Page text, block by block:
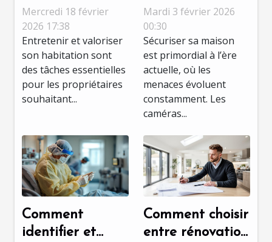
multiservices
pour maintenir
la valeur de
votre maison
Mercredi 18 février
2026 17:38
Entretenir et valoriser
son habitation sont
des tâches essentielles
pour les propriétaires
souhaitant...
discrètes
améliorent-elles
la sécurité
domestique ?
Mardi 3 février 2026
00:30
Sécuriser sa maison
est primordial à l’ère
actuelle, où les
menaces évoluent
constamment. Les
caméras...
Comment
identifier et
Comment choisir
entre rénovation